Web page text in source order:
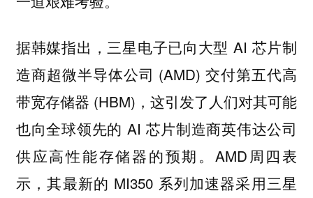
据韩媒指出，三星电子已向大型 AI 芯片制
造商超微半导体公司 (AMD) 交付第五代高
带宽存储器 (HBM)，这引发了人们对其可能
也向全球领先的 AI 芯片制造商英伟达公司
供应高性能存储器的预期。AMD周四表
示，其最新的 MI350 系列加速器采用三星